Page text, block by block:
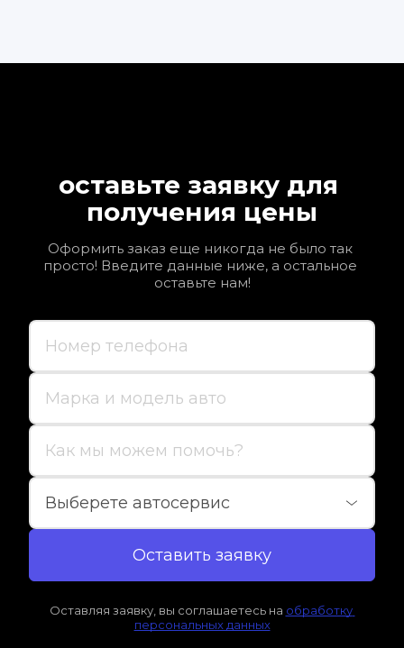
оставьте заявку для
получения цены
Оформить заказ еще никогда не было так
просто! Введите данные ниже, а остальное
оставьте нам!
Оставить заявку
Оставляя заявку, вы соглашаетесь на обработку
персональных данных